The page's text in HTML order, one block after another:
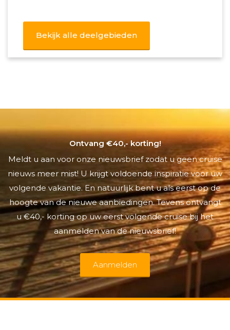
Bekijk alle deelgebieden
Ontvang €40,- korting!
Meldt u aan voor onze nieuwsbrief zodat u geen cruise
nieuws meer mist! U krijgt voldoende inspiratie voor uw
volgende vakantie. En natuurlijk bent u als eerst op de
hoogte van de nieuwe aanbiedingen. Tevens ontvangt
u €40,- korting op uw eerst volgende cruise bij het
aanmelden van de nieuwsbrief!
Aanmelden